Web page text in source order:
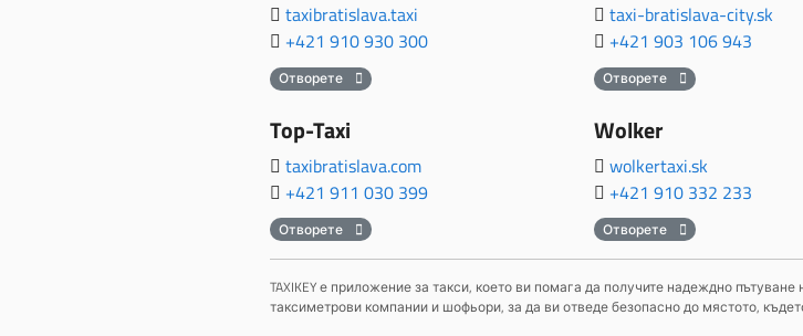
taxibratislava.taxi
+421 910 930 300
Отворете
taxi-bratislava-city.sk
+421 903 106 943
Отворете
Top-Taxi
taxibratislava.com
+421 911 030 399
Отворете
Wolker
wolkertaxi.sk
+421 910 332 233
Отворете
TAXIKEY е приложение за такси, което ви помага да получите надеждно
таксиметрови компании и шофьори, за да ви отведе безопасно до мястото,